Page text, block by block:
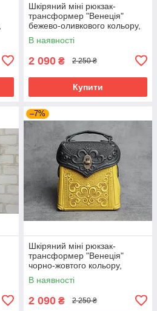
Шкіряний міні рюкзак-
трансформер "Венеція"
бежево-оливкового кольору,
17х19х7 см
В наявності
2 090 ₴ 2 250 ₴
Купити
–7%
Шкіряний міні рюкзак-
трансформер "Венеція"
чорно-жовтого кольору,
17х19х7 см
В наявності
2 090 ₴ 2 250 ₴